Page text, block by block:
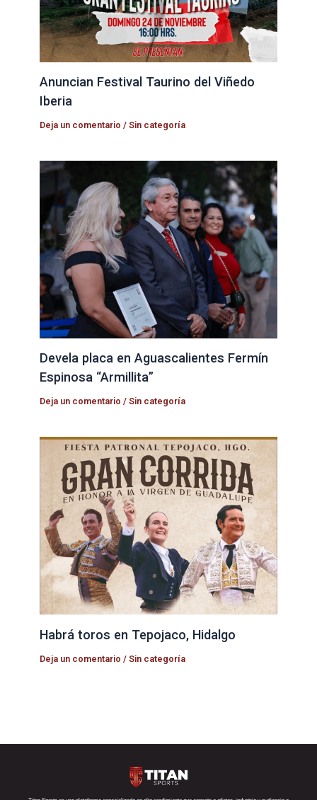
Anuncian Festival Taurino del Viñedo
Iberia
Deja un comentario /Sin categoría
Devela placa en Aguascalientes Fermín
Espinosa “Armillita”
Deja un comentario /Sin categoría
Habrá toros en Tepojaco, Hidalgo
Deja un comentario /Sin categoría